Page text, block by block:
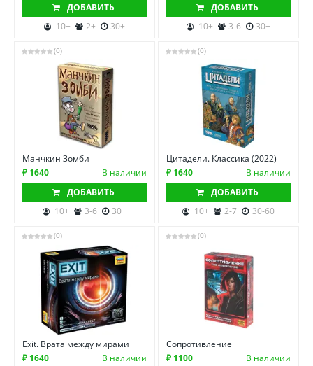
ДОБАВИТЬ
10+
2+ 30+
ДОБАВИТЬ
10+
3-6 30+
(0)
Манчкин Зомби
₽ 1640
В наличии
ДОБАВИТЬ
10+
3-6 30+
(0)
Цитадели. Классика (2022)
₽ 1640
В наличии
ДОБАВИТЬ
10+
2-7 30-60
(0)
Exit. Врата между мирами
₽ 1640
В наличии
(0)
Сопротивление
₽ 1100
В наличии